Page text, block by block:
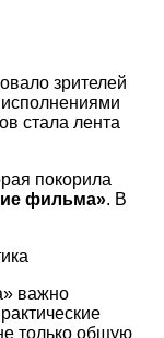
зрителей
стала лента
покорила
фильма». В
важно
только общую